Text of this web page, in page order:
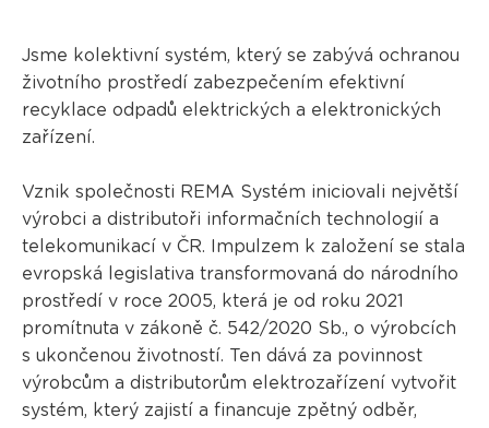
Jsme kolektivní systém, který se zabývá ochranou
životního prostředí zabezpečením efektivní
recyklace odpadů elektrických a elektronických
zařízení.
Vznik společnosti REMA Systém iniciovali největší
výrobci a distributoři informačních technologií a
telekomunikací v ČR. Impulzem k založení se stala
evropská legislativa transformovaná do národního
prostředí v roce 2005, která je od roku 2021
promítnuta v zákoně č. 542/2020 Sb., o výrobcích
s ukončenou životností. Ten dává za povinnost
výrobcům a distributorům elektrozařízení vytvořit
systém, který zajistí a financuje zpětný odběr,